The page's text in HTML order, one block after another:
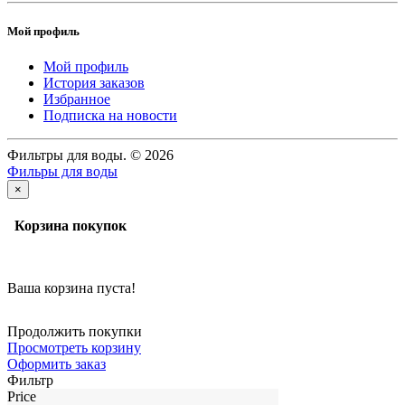
Мой профиль
Мой профиль
История заказов
Избранное
Подписка на новости
Фильтры для воды. © 2026
Фильры для воды
×
Корзина покупок
Ваша корзина пуста!
Продолжить покупки
Просмотреть корзину
Оформить заказ
Фильтр
Price